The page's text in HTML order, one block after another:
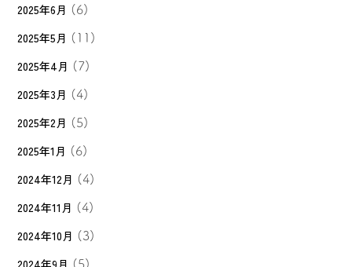
2025年6月 (6)
2025年5月 (11)
2025年4月 (7)
2025年3月 (4)
2025年2月 (5)
2025年1月 (6)
2024年12月 (4)
2024年11月 (4)
2024年10月 (3)
2024年9月 (5)